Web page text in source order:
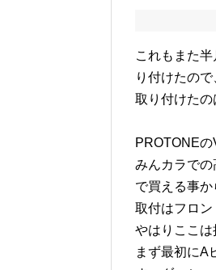
これもまた
り付けたの
取り付けたの
PROTONEの
みんカラで
で買える事か
取付はフロン
やはりここは
まず最初にA